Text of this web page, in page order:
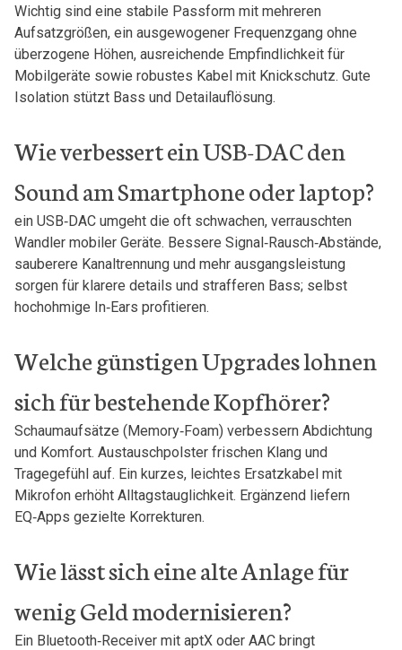
Wichtig sind eine stabile Passform mit mehreren
Aufsatzgrößen,‍ ein ausgewogener Frequenzgang ohne⁤
überzogene Höhen, ausreichende Empfindlichkeit für
Mobilgeräte sowie robustes⁤ Kabel mit Knickschutz. Gute
Isolation stützt Bass und Detailauflösung.
Wie ​verbessert ⁣ein USB-DAC ‍den
Sound am ​Smartphone oder laptop?
ein USB‑DAC umgeht die oft schwachen, verrauschten
Wandler mobiler Geräte. Bessere⁣ Signal‑Rausch‑Abstände,
sauberere Kanaltrennung und mehr ausgangsleistung
⁣sorgen für klarere details und⁢ strafferen Bass; selbst
hochohmige In‑Ears profitieren.
Welche ​günstigen Upgrades ‌lohnen
⁣sich⁢ für bestehende Kopfhörer?
Schaumaufsätze (Memory‑Foam) verbessern Abdichtung
⁢und Komfort. Austauschpolster frischen Klang und
Tragegefühl auf. Ein kurzes, leichtes Ersatzkabel mit
Mikrofon erhöht‌ Alltagstauglichkeit.⁣ Ergänzend liefern
EQ‑Apps gezielte Korrekturen.
Wie lässt‌ sich eine alte‍ Anlage‍ für
wenig Geld modernisieren?
Ein Bluetooth‑Receiver mit⁢ aptX oder AAC bringt